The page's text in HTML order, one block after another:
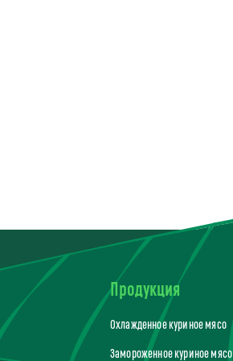
Продукция
Охлажденное куриное мясо
Замороженное куриное мясо